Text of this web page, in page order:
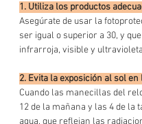
1. Utiliza los productos
Asegúrate de usar la
ser igual o superior a 30, y
infrarroja, visible y
2. Evita la exposición al sol
Cuando las manecillas del
12 de la mañana y las 4 de
agua, que reflejan las